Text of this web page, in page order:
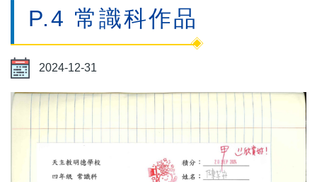
P.4 常識科作品
2024-12-31